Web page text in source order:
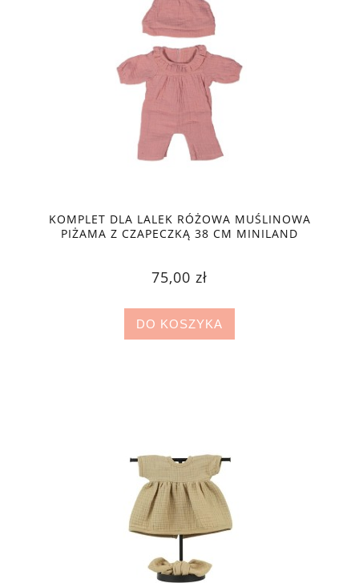
KOMPLET DLA LALEK RÓŻOWA MUŚLINOWA
PIŻAMA Z CZAPECZKĄ 38 CM MINILAND
75,00 zł
DO KOSZYKA